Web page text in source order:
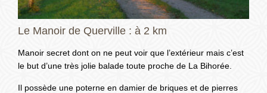
Le Manoir de Querville : à 2 km
Manoir secret dont on ne peut voir que l’extérieur mais c’est
le but d’une très jolie balade toute proche de La Bihorée.
Il possède une poterne en damier de briques et de pierres